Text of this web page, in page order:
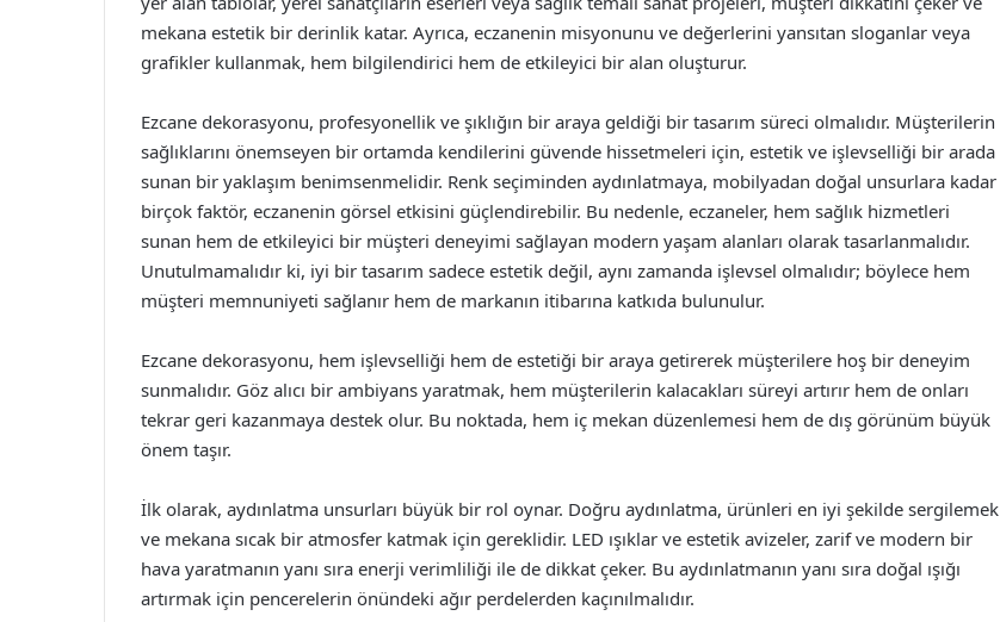
mekana estetik bir derinlik katar. Ayrıca, eczanenin misyonunu ve değerlerini yansıtan sloganlar veya
grafikler kullanmak, hem bilgilendirici hem de etkileyici bir alan oluşturur.
Ezcane dekorasyonu, profesyonellik ve şıklığın bir araya geldiği bir tasarım süreci olmalıdır. Müşterilerin
sağlıklarını önemseyen bir ortamda kendilerini güvende hissetmeleri için, estetik ve işlevselliği bir arada
sunan bir yaklaşım benimsenmelidir. Renk seçiminden aydınlatmaya, mobilyadan doğal unsurlara kadar
birçok faktör, eczanenin görsel etkisini güçlendirebilir. Bu nedenle, eczaneler, hem sağlık hizmetleri
sunan hem de etkileyici bir müşteri deneyimi sağlayan modern yaşam alanları olarak tasarlanmalıdır.
Unutulmamalıdır ki, iyi bir tasarım sadece estetik değil, aynı zamanda işlevsel olmalıdır; böylece hem
müşteri memnuniyeti sağlanır hem de markanın itibarına katkıda bulunulur.
Ezcane dekorasyonu, hem işlevselliği hem de estetiği bir araya getirerek müşterilere hoş bir deneyim
sunmalıdır. Göz alıcı bir ambiyans yaratmak, hem müşterilerin kalacakları süreyi artırır hem de onları
tekrar geri kazanmaya destek olur. Bu noktada, hem iç mekan düzenlemesi hem de dış görünüm büyük
önem taşır.
İlk olarak, aydınlatma unsurları büyük bir rol oynar. Doğru aydınlatma, ürünleri en iyi şekilde sergilemek
ve mekana sıcak bir atmosfer katmak için gereklidir. LED ışıklar ve estetik avizeler, zarif ve modern bir
hava yaratmanın yanı sıra enerji verimliliği ile de dikkat çeker. Bu aydınlatmanın yanı sıra doğal ışığı
artırmak için pencerelerin önündeki ağır perdelerden kaçınılmalıdır.